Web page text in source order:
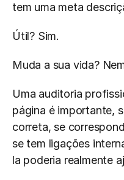
tem uma meta
Útil? Sim.
Muda a sua vida?
Uma auditoria
página é importante,
correta, se
se tem ligações
la poderia realmente